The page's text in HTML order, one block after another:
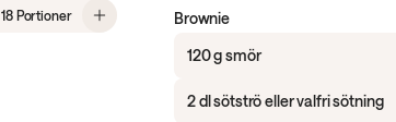
18 Portioner, Proteinrik brownie med hasselnötter- och kaffefrosting
Brownie
120 g smör
2 dl sötströ eller valfri sötning